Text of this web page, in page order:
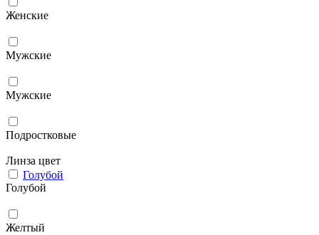
Женские
Мужcкие
Мужские
Подростковые
Линза цвет
Голубой
Голубой
Желтый